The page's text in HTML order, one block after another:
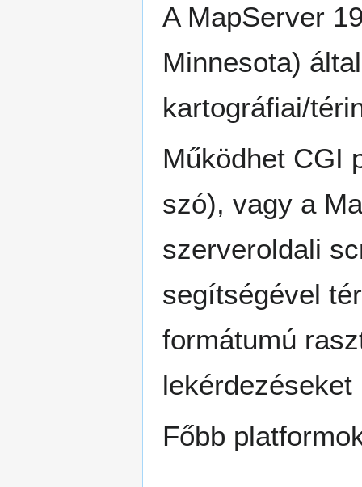
A MapServer
Minnesota)
kartográfiai/
Működhet CGI
szó), vagy a
szerveroldali
segítségével
formátumú
Főbb